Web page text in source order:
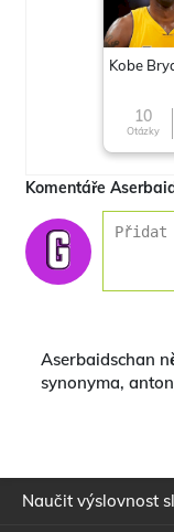
Kobe
10
Otázky
Komentáře
Aserbaidschan
synonyma,
Naučit výslovnost